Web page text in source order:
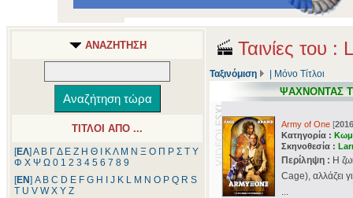
ΑΝΑΖΗΤΗΣΗ
ΤΙΤΛΟΙ ΑΠΟ ...
[ΕΛ] Α Β ΓΔ Ε Ζ Η Θ ΚΛ Μ Ν Ξ Ο Π Ρ Σ Τ Υ
Φ Χ Ψ Ω 0 1 2 3 4 5 6 7 8 9
[ΕΝ] A B C D E F G H J K L M N O P Q R S
T U V W X Y Z
Ταινίες του
Ταξινόμιση Μόνο Τίτλοι
ΨΑΧΝΟΝΤΑΣ
Army of One [2016
Κατηγορία :
Σκηνοθεσία :
Περίληψη : Η
Cage), αλλάζει
...